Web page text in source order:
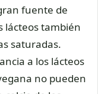
fuente de
lácteos también
saturadas.
a los lácteos
no pueden